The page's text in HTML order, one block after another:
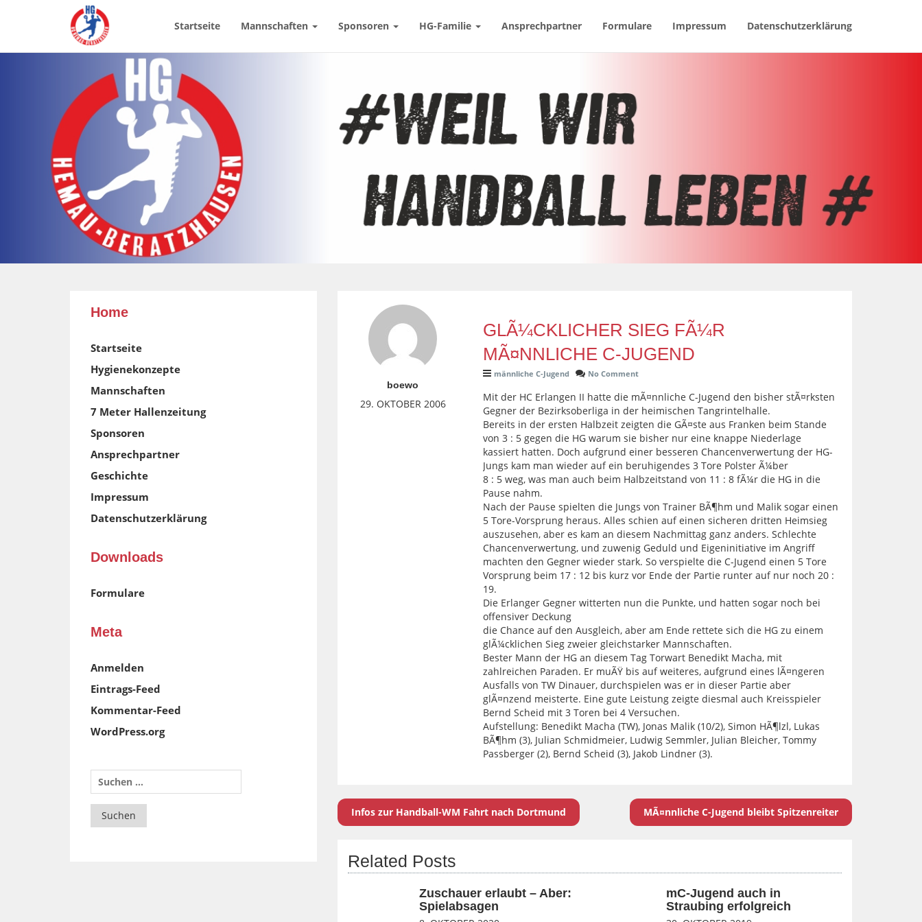
Startseite Mannschaften Sponsoren HG-Familie Ansprechpartner Formulare Impressum Datenschutzerklärung
boewo
29. OKTOBER 2006
GLÃ¼CKLICHER SIEG FÃ¼R
MÃ¤NNLICHE C-JUGEND
männliche C-Jugend No Comment
Mit der HC Erlangen II hatte die mÃ¤nnliche C-Jugend den bisher stÃ¤rksten
Gegner der Bezirksoberliga in der heimischen Tangrintelhalle.
Bereits in der ersten Halbzeit zeigten die GÃ¤ste aus Franken beim Stande
von 3 : 5 gegen die HG warum sie bisher nur eine knappe Niederlage
kassiert hatten. Doch aufgrund einer besseren Chancenverwertung der HG-
Jungs kam man wieder auf ein beruhigendes 3 Tore Polster Ã¼ber
8 : 5 weg, was man auch beim Halbzeitstand von 11 : 8 fÃ¼r die HG in die
Pause nahm.
Nach der Pause spielten die Jungs von Trainer BÃ¶hm und Malik sogar einen
5 Tore-Vorsprung heraus. Alles schien auf einen sicheren dritten Heimsieg
auszusehen, aber es kam an diesem Nachmittag ganz anders. Schlechte
Chancenverwertung, und zuwenig Geduld und Eigeninitiative im Angriff
machten den Gegner wieder stark. So verspielte die C-Jugend einen 5 Tore
Vorsprung beim 17 : 12 bis kurz vor Ende der Partie runter auf nur noch 20 :
19.
Die Erlanger Gegner witterten nun die Punkte, und hatten sogar noch bei
offensiver Deckung
die Chance auf den Ausgleich, aber am Ende rettete sich die HG zu einem
glÃ¼cklichen Sieg zweier gleichstarker Mannschaften.
Bester Mann der HG an diesem Tag Torwart Benedikt Macha, mit
zahlreichen Paraden. Er muÃŸ bis auf weiteres, aufgrund eines lÃ¤ngeren
Ausfalls von TW Dinauer, durchspielen was er in dieser Partie aber
glÃ¤nzend meisterte. Eine gute Leistung zeigte diesmal auch Kreisspieler
Bernd Scheid mit 3 Toren bei 4 Versuchen.
Aufstellung: Benedikt Macha (TW), Jonas Malik (10/2), Simon HÃ¶lzl, Lukas
BÃ¶hm (3), Julian Schmidmeier, Ludwig Semmler, Julian Bleicher, Tommy
Passberger (2), Bernd Scheid (3), Jakob Lindner (3).
Infos zur Handball-WM Fahrt nach Dortmund MÃ¤nnliche C-Jugend bleibt Spitzenreiter
Related Posts
Zuschauer erlaubt – Aber:
Spielabsagen
mC-Jugend auch in
Straubing erfolgreich
Home
Startseite
Hygienekonzepte
Mannschaften
7 Meter Hallenzeitung
Sponsoren
Ansprechpartner
Geschichte
Impressum
Datenschutzerklärung
Downloads
Formulare
Meta
Anmelden
Eintrags-Feed
Kommentar-Feed
WordPress.org